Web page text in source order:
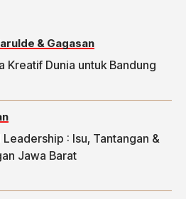
Ide & Gagasan
Kreatif Dunia untuk Bandung
: Isu, Tantangan &
Jawa Barat